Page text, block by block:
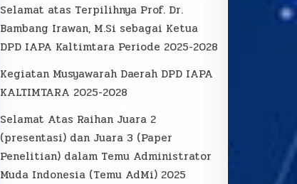
Selamat atas Terpilihnya Prof. Dr.
Bambang Irawan, M.Si sebagai Ketua
DPD IAPA Kaltimtara Periode 2025-2028
Kegiatan Musyawarah Daerah DPD IAPA
KALTIMTARA 2025-2028
Selamat Atas Raihan Juara 2
(presentasi) dan Juara 3 (Paper
Penelitian) dalam Temu Administrator
Muda Indonesia (Temu AdMi) 2025